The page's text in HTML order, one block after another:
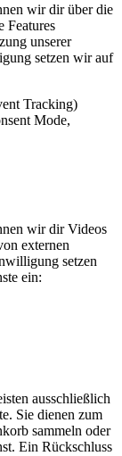
wir dir über die
Features
unserer
setzen wir auf
Tracking)
Mode,
wir dir Videos
externen
setzen
ein:
ausschließlich
Sie dienen zum
sammeln oder
Ein Rückschluss